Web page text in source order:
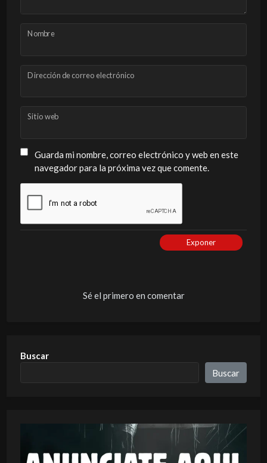
Nombre
Dirección de correo electrónico
Sitio web
Guarda mi nombre, correo electrónico y web en este
navegador para la próxima vez que comente.
Exponer
Sé el primero en comentar
Buscar
Buscar